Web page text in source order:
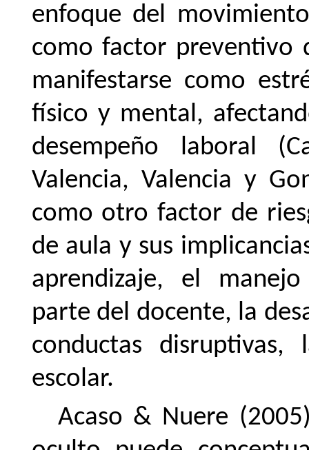
enfoque del
como factor preventivo
manifestarse como
físico y mental,
desempeño laboral
Valencia, Valencia y
como otro factor de
de aula y sus
aprendizaje, el
parte del docente, la
conductas
escolar.
Acaso & Nuere